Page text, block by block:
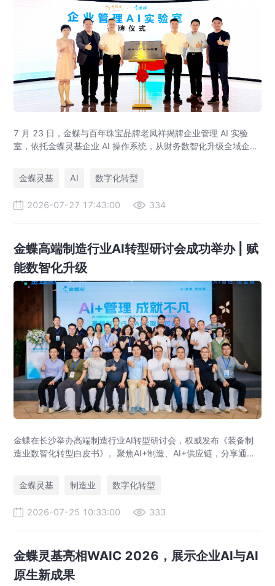
7 月 23 日，金蝶与百年珠宝品牌老凤祥揭牌企业管理 AI 实验
室，依托金蝶灵基企业 AI 操作系统，从财务数智化升级全域企业
链、AI 设计全场景。
金蝶灵基 AI 数字化转型
2026-07-27 17:43:00 334
金蝶高端制造行业AI转型研讨会成功举办 | 赋
能数智化升级
金蝶在长沙举办高端制造行业AI转型研讨会，权威发布《装备制
造业数智化转型白皮书》。聚焦AI+制造、AI+供应链，分享通威
金蝶灵基
制造业 数字化转型
2026-07-25 10:33:00 333
金蝶灵基亮相WAIC 2026，展示企业AI与AI
原生新成果